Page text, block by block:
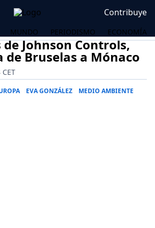
Contribuye
MUNDO PERIODISMO ECONOMÍA
de Johnson Controls,
de Bruselas a Mónaco
EVA GONZÁLEZ MEDIO AMBIENTE